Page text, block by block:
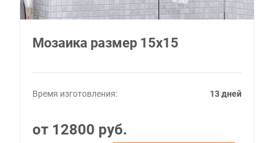
Мозаика размер 15x15
Время изготовления: 13 дней
от 12800 руб.